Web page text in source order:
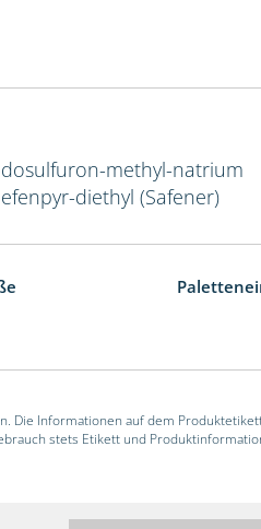
methyl-natrium
diethyl (Safener)
Die Informationen auf dem
stets Etikett und